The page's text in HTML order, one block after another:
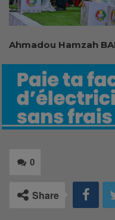
Ahmadou Hamzah
0
Share